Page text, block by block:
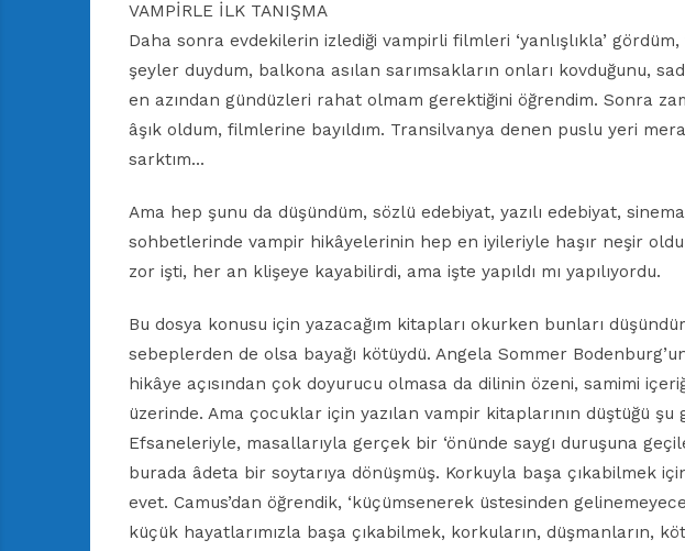
VAMPİRLE İLK TANIŞMA
Daha sonra evdekilerin izlediği vampirli filmleri ‘yanlışlıkla’
şeyler duydum, balkona asılan sarımsakların onları kovduğunu,
en azından gündüzleri rahat olmam gerektiğini öğrendim. Sonra
âşık oldum, filmlerine bayıldım. Transilvanya denen puslu yeri
sarktım…
Ama hep şunu da düşündüm, sözlü edebiyat, yazılı edebiyat,
sohbetlerinde vampir hikâyelerinin hep en iyileriyle haşır neşir
zor işti, her an klişeye kayabilirdi, ama işte yapıldı mı yapılıyordu.
Bu dosya konusu için yazacağım kitapları okurken bunları
sebeplerden de olsa bayağı kötüydü. Angela Sommer
hikâye açısından çok doyurucu olmasa da dilinin özeni, samimi
üzerinde. Ama çocuklar için yazılan vampir kitaplarının düştüğü şu
Efsaneleriyle, masallarıyla gerçek bir ‘önünde saygı duruşuna
burada âdeta bir soytarıya dönüşmüş. Korkuyla başa çıkabilmek
evet. Camus’dan öğrendik, ‘küçümsenerek üstesinden
küçük hayatlarımızla başa çıkabilmek, korkuların, düşmanların,